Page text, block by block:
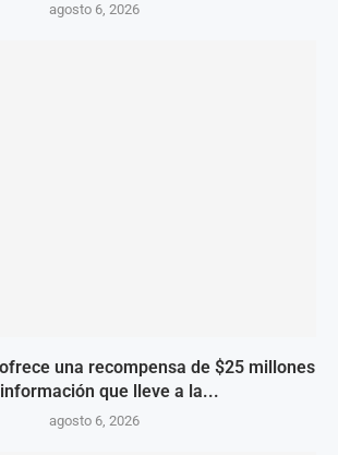
agosto 6, 2026
una recompensa de $25 millones
que lleve a la...
agosto 6, 2026